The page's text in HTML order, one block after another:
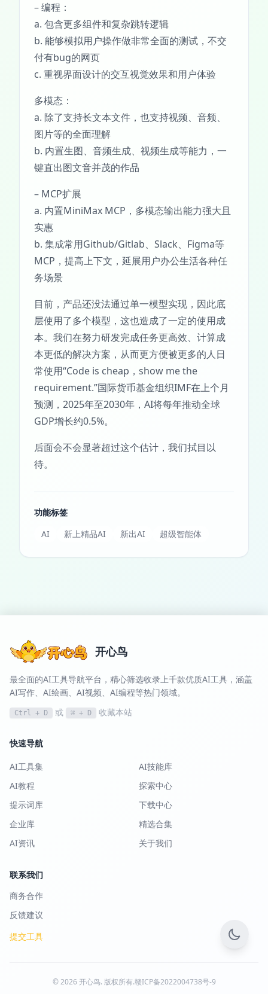
– 编程：
a. 包含更多组件和复杂跳转逻辑
b. 能够模拟用户操作做非常全面的测试，不交
付有bug的网页
c. 重视界面设计的交互视觉效果和用户体验
多模态：
a. 除了支持长文本文件，也支持视频、音频、
图片等的全面理解
b. 内置生图、音频生成、视频生成等能力，一
键直出图文音并茂的作品
– MCP扩展
a. 内置MiniMax MCP，多模态输出能力强大且
实惠
b. 集成常用Github/Gitlab、Slack、Figma等
MCP，提高上下文，延展用户办公生活各种任
务场景
目前，产品还没法通过单一模型实现，因此底
层使用了多个模型，这也造成了一定的使用成
本。我们在努力研发完成任务更高效、计算成
本更低的解决方案，从而更方便被更多的人日
常使用“Code is cheap，show me the
requirement.”国际货币基金组织IMF在上个月
预测，2025年至2030年，AI将每年推动全球
GDP增长约0.5%。
后面会不会显著超过这个估计，我们拭目以
待。
功能标签
AI
新上精品AI 新出AI 超级智能体
开心鸟
最全面的AI工具导航平台，精心筛选收录上千款优质AI工具，涵盖
AI写作、AI绘画、AI视频、AI编程等热门领域。
Ctrl + D 或 ⌘ + D 收藏本站
快速导航
AI工具集
AI技能库
AI教程
探索中心
提示词库
下载中心
企业库
精选合集
AI资讯
关于我们
联系我们
商务合作
反馈建议
提交工具
© 2026 开心鸟. 版权所有.赣ICP备2022004738号-9